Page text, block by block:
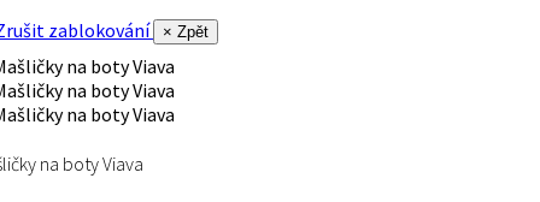
zablokování
× Zpět
na boty Viava